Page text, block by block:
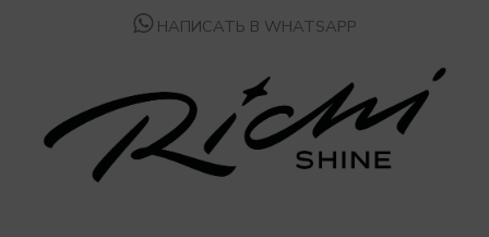
НАПИСАТЬ В WHATSAPP